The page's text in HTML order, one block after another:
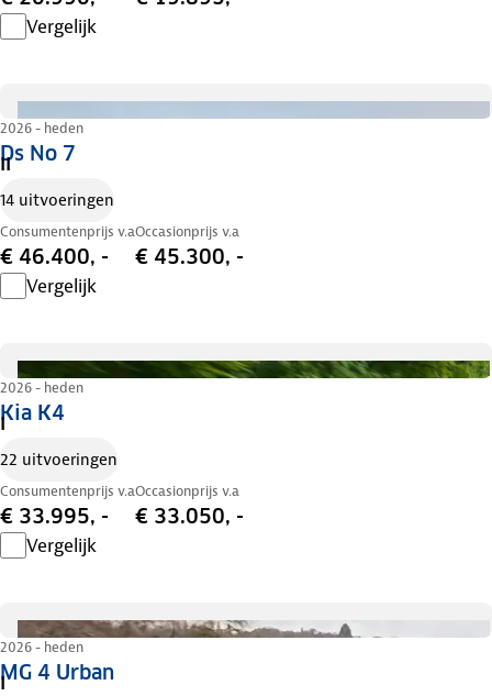
Vergelijk
Ds No 7
2026 - heden
II
14 uitvoeringen
Consumentenprijs v.a
€ 46.400, -
Occasionprijs v.a
€ 45.300, -
Vergelijk
Kia K4
2026 - heden
I
22 uitvoeringen
Consumentenprijs v.a
€ 33.995, -
Occasionprijs v.a
€ 33.050, -
Vergelijk
MG 4 Urban
2026 - heden
I